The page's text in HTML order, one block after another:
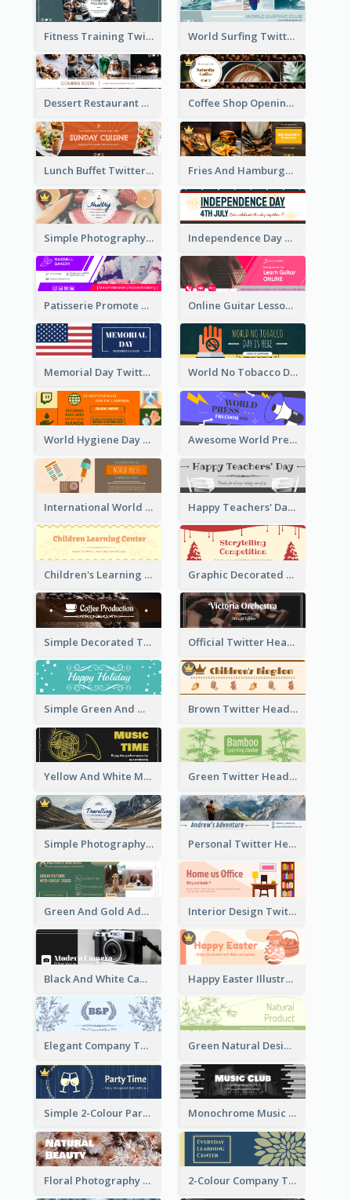
Fitness Training Twitter Header World Surfing Twitter Header
Dessert Restaurant Twitter Header Coffee Shop Opening Twitter Header
Lunch Buffet Twitter Header Fries And Hamburger Restaurant Twitter Header
Simple Photography Twitter Header Promoting Healthy Independence Day Twitter Header With Decorations
Patisserie Promote Twitter Header Online Guitar Lesson Twitter Header
Memorial Day Twitter Header With Flag World No Tobacco Day Twitter Header
World Hygiene Day Promotion Twitter Header Awesome World Press Freedom Day Twitter Header
International World Press Freedom Day Twitter Header Happy Teachers' Day Twitter Header With Decorations Of Books
Children's Learning Center Twitter Header In Orange Colour Tone Graphic Decorated Twitter Header About Storytelling Competition
Simple Decorated Twitter Header About Coffee Official Twitter Header Of Orchestra
Simple Green And White Twitter Header With Theme Of Holiday Brown Twitter Header Created For Toy Store
Yellow And White Music Instrument Twitter Header About Orchestra Performance Green Twitter Header With Bamboo Decoration
Simple Photography Twitter Header Promoting Travelling Personal Twitter Header Of Hiker
Green And Gold Adoption Promotion Header Design Interior Design Twitter Header In Warm Colour Tone
Black And White Camera Twitter Header Happy Easter Illustrated Twitter Header
Elegant Company Twitter Header In Blue Colour Tone Green Natural Design Twitter Header
Simple 2-Colour Party Related Twitter Header Monochrome Music Club Twitter Header With Decorations
Floral Photography Twitter Header 2-Colour Company Twitter Header